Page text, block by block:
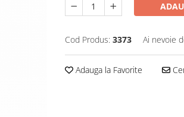
Cod Produs: 3373 Ai nevoie
Adauga la Favorite